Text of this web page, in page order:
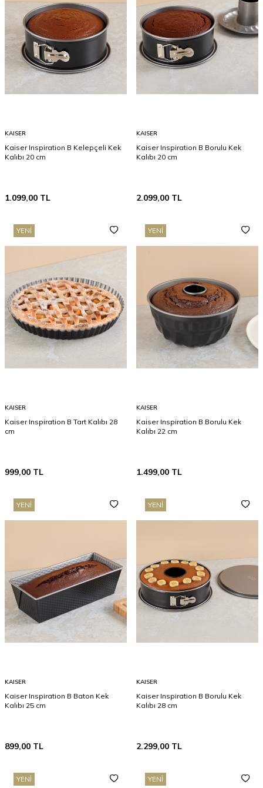
KAISER
Kaiser Inspiration B Kelepçeli Kek
Kalıbı 20 cm
1.099,00 TL
KAISER
Kaiser Inspiration B Borulu Kek
Kalıbı 20 cm
2.099,00 TL
YENI
KAISER
Kaiser Inspiration B Tart Kalıbı 28
cm
999,00 TL
YENI
KAISER
Kaiser Inspiration B Borulu Kek
Kalıbı 22 cm
1.499,00 TL
YENI
KAISER
Kaiser Inspiration B Baton Kek
Kalıbı 25 cm
899,00 TL
YENI
KAISER
Kaiser Inspiration B Borulu Kek
Kalıbı 28 cm
2.299,00 TL
YENI YENI